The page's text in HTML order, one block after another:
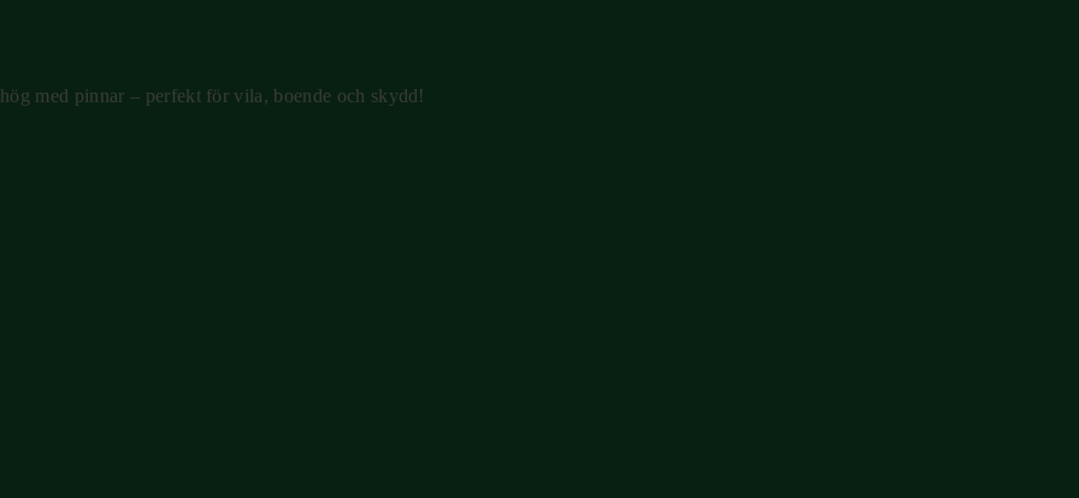
med pinnar – perfekt för vila, boende och skydd!